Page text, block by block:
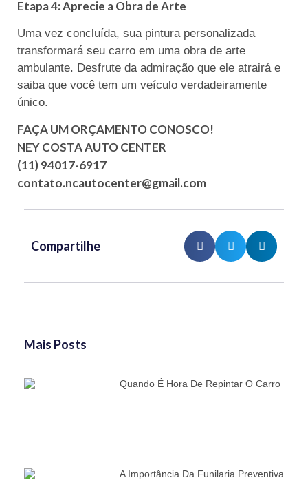
Etapa 4: Aprecie a Obra de Arte
Uma vez concluída, sua pintura personalizada
transformará seu carro em uma obra de arte
ambulante. Desfrute da admiração que ele atrairá e
saiba que você tem um veículo verdadeiramente
único.
FAÇA UM ORÇAMENTO CONOSCO!
NEY COSTA AUTO CENTER
(11) 94017-6917
contato.ncautocenter@gmail.com
Compartilhe
Mais Posts
Quando É Hora De Repintar O Carro
A Importância Da Funilaria Preventiva